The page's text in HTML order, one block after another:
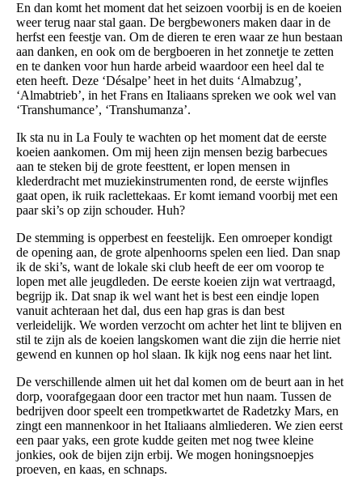
En dan komt het moment dat het seizoen voorbij is en de koeien
weer terug naar stal gaan. De bergbewoners maken daar in de
herfst een feestje van. Om de dieren te eren waar ze hun bestaan
aan danken, en ook om de bergboeren in het zonnetje te zetten
en te danken voor hun harde arbeid waardoor een heel dal te
eten heeft. Deze ‘Désalpe’ heet in het duits ‘Almabzug’,
‘Almabtrieb’, in het Frans en Italiaans spreken we ook wel van
‘Transhumance’, ‘Transhumanza’.
Ik sta nu in La Fouly te wachten op het moment dat de eerste
koeien aankomen. Om mij heen zijn mensen bezig barbecues
aan te steken bij de grote feesttent, er lopen mensen in
klederdracht met muziekinstrumenten rond, de eerste wijnfles
gaat open, ik ruik raclettekaas. Er komt iemand voorbij met een
paar ski’s op zijn schouder. Huh?
De stemming is opperbest en feestelijk. Een omroeper kondigt
de opening aan, de grote alpenhoorns spelen een lied. Dan snap
ik de ski’s, want de lokale ski club heeft de eer om voorop te
lopen met alle jeugdleden. De eerste koeien zijn wat vertraagd,
begrijp ik. Dat snap ik wel want het is best een eindje lopen
vanuit achteraan het dal, dus een hap gras is dan best
verleidelijk. We worden verzocht om achter het lint te blijven en
stil te zijn als de koeien langskomen want die zijn die herrie niet
gewend en kunnen op hol slaan. Ik kijk nog eens naar het lint.
De verschillende almen uit het dal komen om de beurt aan in het
dorp, voorafgegaan door een tractor met hun naam. Tussen de
bedrijven door speelt een trompetkwartet de Radetzky Mars, en
zingt een mannenkoor in het Italiaans almliederen. We zien eerst
een paar yaks, een grote kudde geiten met nog twee kleine
jonkies, ook de bijen zijn erbij. We mogen honingsnoepjes
proeven, en kaas, en schnaps.